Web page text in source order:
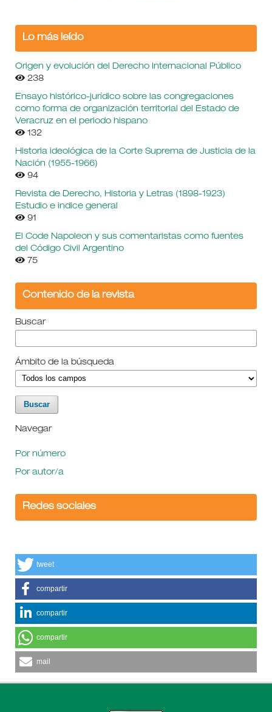
Lo más leído
Origen y evolución del Derecho Internacional Público
238
Ensayo histórico-jurídico sobre las congregaciones
como forma de organización territorial del Estado de
Veracruz en el periodo hispano
132
Historia ideológica de la Corte Suprema de Justicia de la
Nación (1955-1966)
94
Revista de Derecho, Historia y Letras (1898-1923)
Estudio e indice general
91
El Code Napoleon y sus comentaristas como fuentes
del Código Civil Argentino
75
Contenido de la revista
Buscar
Ámbito de la búsqueda
Navegar
Por número
Por autor/a
Redes sociales
tweet
compartir
compartir
compartir
mail